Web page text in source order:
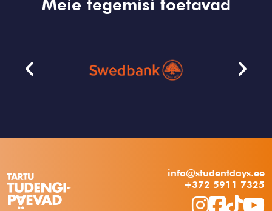
Meie tegemisi toetavad
info@studentdays.ee
+372 5911 7325